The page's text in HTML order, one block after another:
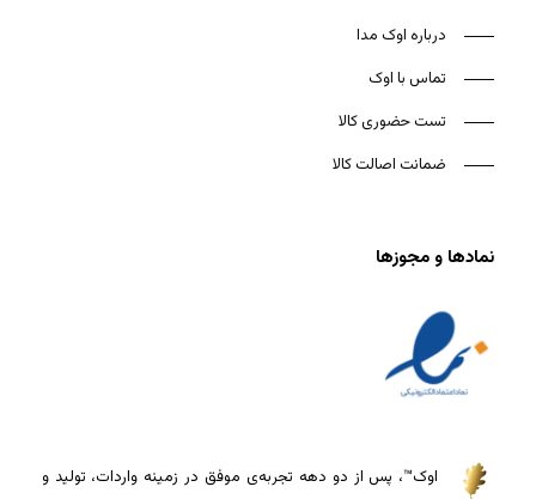
درباره اوک مدا
تماس با اوک
تست حضوری کالا
ضمانت اصالت کالا
نمادها و مجوزها
اوک™، پس از دو دهه تجربه‌ی موفق در زمینه واردات، تولید و